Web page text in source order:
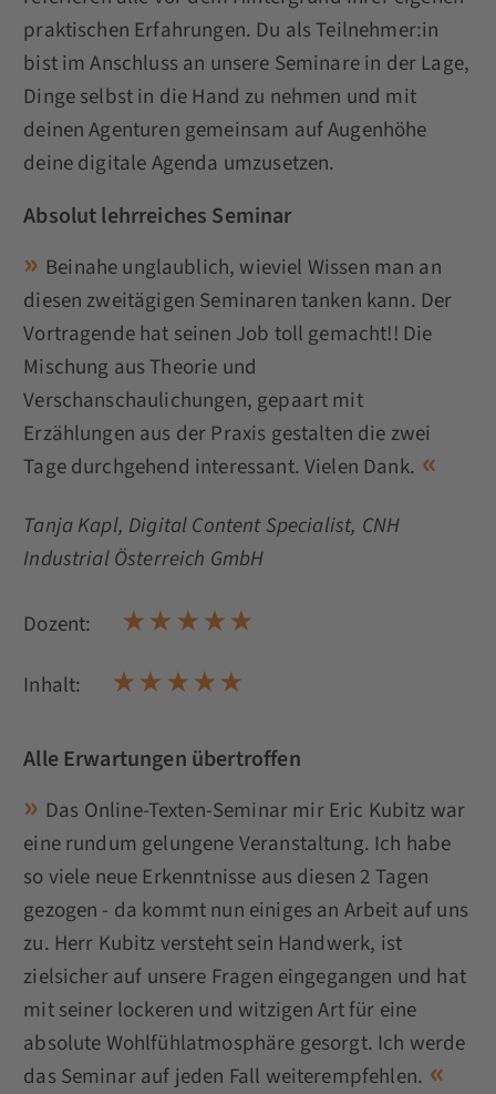
praktischen Erfahrungen. Du als Teilnehmer:in
bist im Anschluss an unsere Seminare in der Lage,
Dinge selbst in die Hand zu nehmen und mit
deinen Agenturen gemeinsam auf Augenhöhe
deine digitale Agenda umzusetzen.
Absolut lehrreiches Seminar
Beinahe unglaublich, wieviel Wissen man an
diesen zweitägigen Seminaren tanken kann. Der
Vortragende hat seinen Job toll gemacht!! Die
Mischung aus Theorie und
Verschanschaulichungen, gepaart mit
Erzählungen aus der Praxis gestalten die zwei
Tage durchgehend interessant. Vielen Dank.
Tanja Kapl, Digital Content Specialist, CNH
Industrial Österreich GmbH
Dozent:
Inhalt:
Alle Erwartungen übertroffen
Das Online-Texten-Seminar mir Eric Kubitz war
eine rundum gelungene Veranstaltung. Ich habe
so viele neue Erkenntnisse aus diesen 2 Tagen
gezogen - da kommt nun einiges an Arbeit auf uns
zu. Herr Kubitz versteht sein Handwerk, ist
zielsicher auf unsere Fragen eingegangen und hat
mit seiner lockeren und witzigen Art für eine
absolute Wohlfühlatmosphäre gesorgt. Ich werde
das Seminar auf jeden Fall weiterempfehlen.